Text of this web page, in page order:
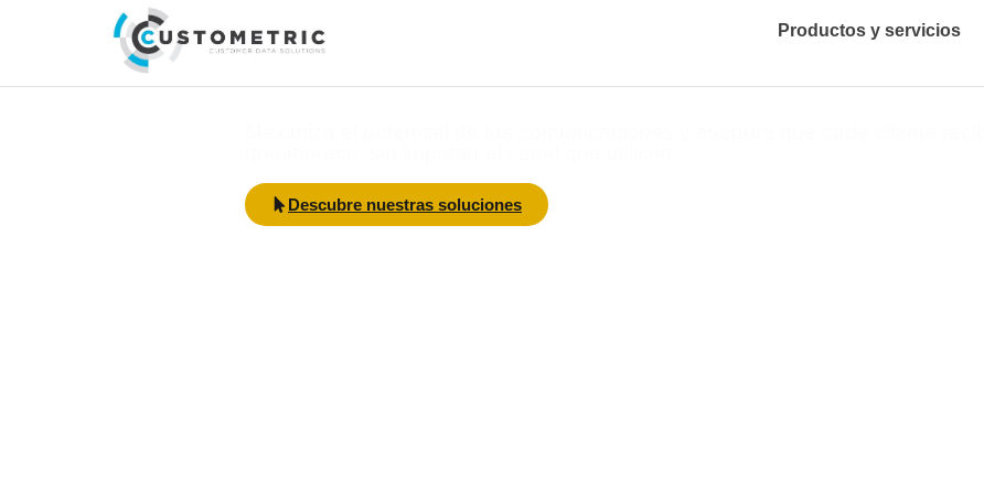
Productos y servicios
Conecta con tus clientes
Sin perder oportunidades
Descubre nuestras soluciones